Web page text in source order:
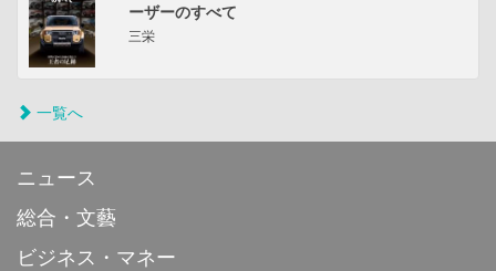
ーザーのすべて
三栄
一覧へ
ニュース
総合・文藝
ビジネス・マネー